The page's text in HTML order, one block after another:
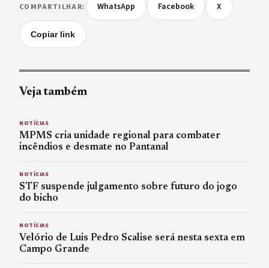
COMPARTILHAR: WhatsApp Facebook X
Copiar link
Veja também
NOTÍCIAS
MPMS cria unidade regional para combater
incêndios e desmate no Pantanal
NOTÍCIAS
STF suspende julgamento sobre futuro do jogo
do bicho
NOTÍCIAS
Velório de Luis Pedro Scalise será nesta sexta em
Campo Grande